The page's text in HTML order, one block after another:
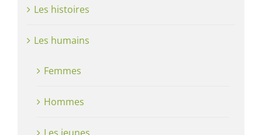
Les histoires
Les humains
Femmes
Hommes